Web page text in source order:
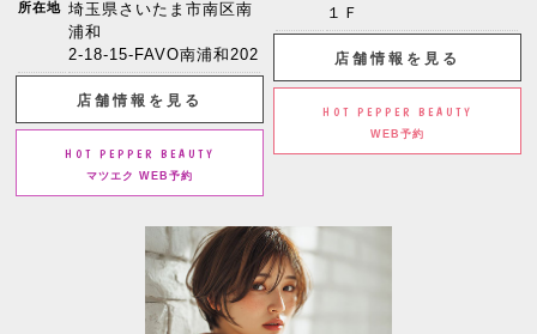
所在地 埼玉県さいたま市南区南
浦和
2-18-15-FAVO南浦和202
店舗情報を見る
HOT PEPPER BEAUTY
マツエク WEB予約
１Ｆ
店舗情報を見る
HOT PEPPER BEAUTY
WEB予約